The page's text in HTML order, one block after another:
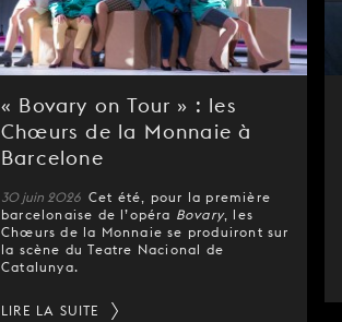
« Bovary on Tour » : les
Chœurs de la Monnaie à
Barcelone
30 juin 2026 Cet été, pour la première
barcelonaise de l’opéra Bovary, les
Chœurs de la Monnaie se produiront sur
la scène du Teatre Nacional de
Catalunya.
LIRE LA SUITE